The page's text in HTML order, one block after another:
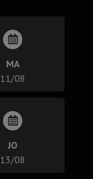
MA
11/08
JO
13/08